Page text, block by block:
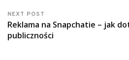
NEXT POST
Reklama na Snapchatie – jak
publiczności